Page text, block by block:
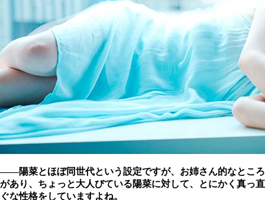
――陽菜とほぼ同世代という設定ですが、お姉さん的なところ
があり、ちょっと大人びている陽菜に対して、とにかく真っ直
ぐな性格をしていますよね。